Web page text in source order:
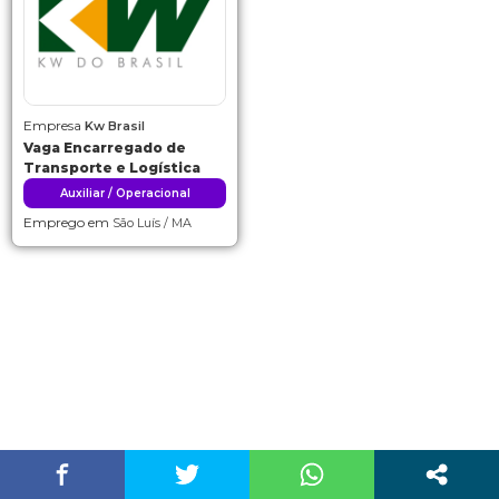
Empresa Kw Brasil
Vaga Encarregado de
Transporte e Logística
Auxiliar / Operacional
Emprego em São Luís / MA